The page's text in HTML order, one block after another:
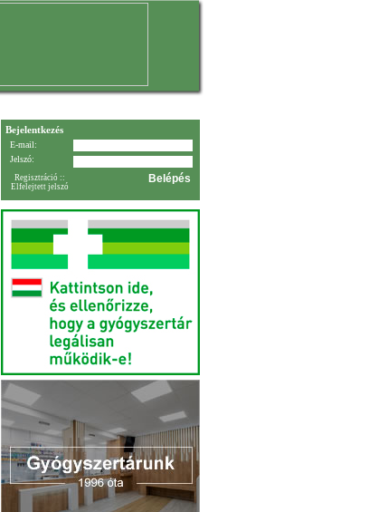
Bejelentkezés
E-mail:
Jelszó:
Regisztráció ::
Elfelejtett jelszó